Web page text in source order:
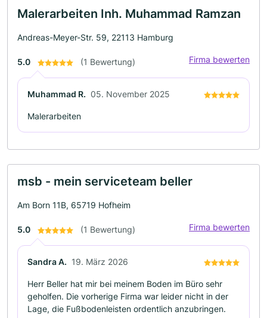
Malerarbeiten Inh. Muhammad Ramzan
Andreas-Meyer-Str. 59, 22113 Hamburg
5.0 (1 Bewertung) Firma bewerten
Muhammad R. 05. November 2025
Malerarbeiten
msb - mein serviceteam beller
Am Born 11B, 65719 Hofheim
5.0 (1 Bewertung) Firma bewerten
Sandra A. 19. März 2026
Herr Beller hat mir bei meinem Boden im Büro sehr
geholfen. Die vorherige Firma war leider nicht in der
Lage, die Fußbodenleisten ordentlich anzubringen.